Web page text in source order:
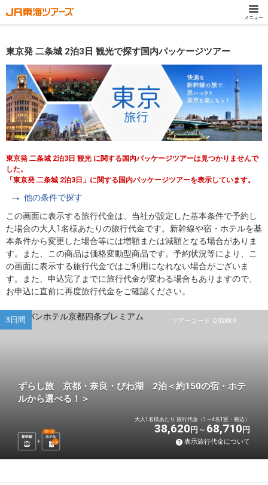
メニュー
東京発 二条城 2泊3日 観光で探す国内パッケージツアー
東京発 二条城 2泊3日 観光 に関する国内パッケージツアーは見つかりませんで
した。
「東京発 二条城 2泊3日」に関する国内パッケージツアーを表示しています。
他の条件で探す
この画面に表示する旅行代金は、当社が設定した基本条件で予約し
た場合の大人1名様あたりの旅行代金です。新幹線や宿・ホテルを基
本条件から変更した場合等には増額または減額となる場合がありま
す。また、この商品は価格変動型商品です。予約状況等により、こ
の画面に表示する旅行代金ではご利用になれない場合がございま
す。また、申込完了までに旅行代金が変わる場合もありますので、
お申込に直前に再度旅行代金をご確認ください。
ツアーコード Q028X9
3日間
ずらし旅 京都・奈良・びわ湖 2泊＜約150の宿・ホテ
ルから選べる！＞
新幹線 ホテル
選べる
2泊
大人1名様あたり 旅行代金（1～4名1室・税込）
38,620 円 68,710 円
表示旅行代金について